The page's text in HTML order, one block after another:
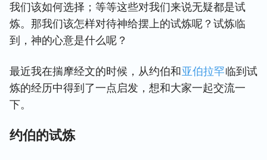
我们该如何选择；等等这些对我们来说无疑都是试
炼。那我们该怎样对待神给摆上的试炼呢？试炼临
到，神的心意是什么呢？
最近我在揣摩经文的时候，从约伯和 亚伯拉罕临到试
炼的经历中得到了一点启发，想和大家一起交流一
下。
约伯的试炼